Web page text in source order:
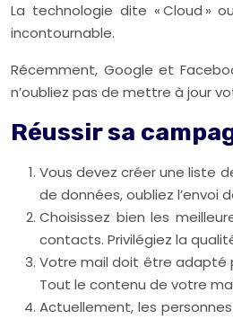
La technologie dite « Cloud »
incontournable.
Récemment, Google et
n’oubliez pas de mettre à jour
Réussir sa
Vous devez créer une liste
de données, oubliez l’envoi
Choisissez bien les
contacts. Privilégiez la
Votre mail doit être adapté
Tout le contenu de votre
Actuellement, les